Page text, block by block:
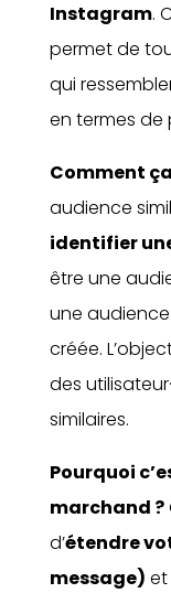
Instagram.
permet de
qui
en termes de
Comment
audience
identifier
être une
une
créée.
des
similaires.
Pourquoi
marchand ?
d’étendre
message) et